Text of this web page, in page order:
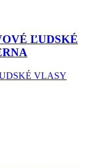
ĽUDSKÉ
VLASY